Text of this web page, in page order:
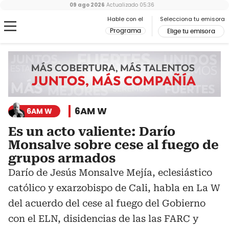
Hable con el
Programa
Selecciona tu emisora
Elige tu emisora
09 ago 2026 Actualizado 05:36
6AM W 6AM W
Es un acto valiente: Darío
Monsalve sobre cese al fuego de
grupos armados
Darío de Jesús Monsalve Mejía, eclesiástico
católico y exarzobispo de Cali, habla en La W
del acuerdo del cese al fuego del Gobierno
con el ELN, disidencias de las las FARC y